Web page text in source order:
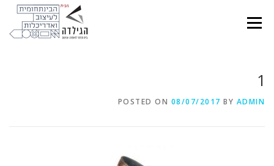
content
Menu
1
POSTED ON 08/07/2017 BY ADMIN